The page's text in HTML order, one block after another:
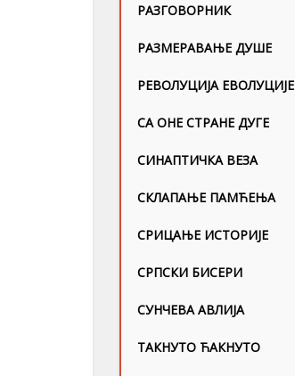
РАЗГОВОРНИК
РАЗМЕРАВАЊЕ ДУШЕ
РЕВОЛУЦИЈА ЕВОЛУЦИЈЕ
СА ОНЕ СТРАНЕ ДУГЕ
СИНАПТИЧКА ВЕЗА
СКЛАПАЊЕ ПАМЋЕЊА
СРИЦАЊЕ ИСТОРИЈЕ
СРПСКИ БИСЕРИ
СУНЧЕВА АВЛИЈА
ТАКНУТО ЋАКНУТО